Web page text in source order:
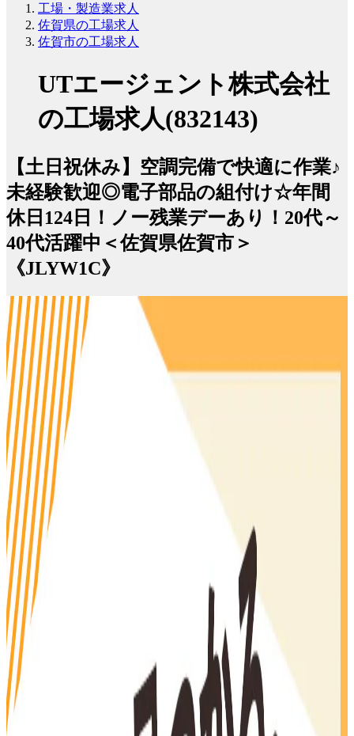
工場・製造業求人
佐賀県の工場求人
佐賀市の工場求人
UTエージェント株式会社
の工場求人(832143)
【土日祝休み】空調完備で快適に作業♪
未経験歓迎◎電子部品の組付け☆年間
休日124日！ノー残業デーあり！20代～
40代活躍中＜佐賀県佐賀市＞
《JLYW1C》